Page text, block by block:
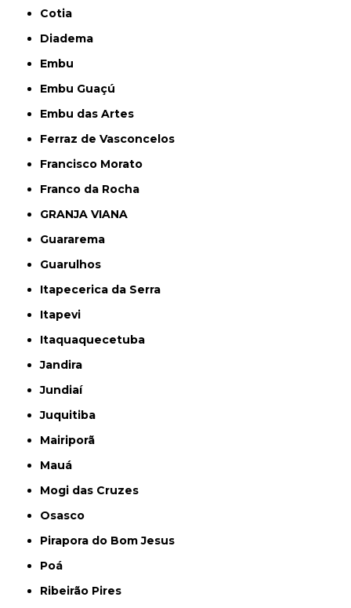
Cotia
Diadema
Embu
Embu Guaçú
Embu das Artes
Ferraz de Vasconcelos
Francisco Morato
Franco da Rocha
GRANJA VIANA
Guararema
Guarulhos
Itapecerica da Serra
Itapevi
Itaquaquecetuba
Jandira
Jundiaí
Juquitiba
Mairiporã
Mauá
Mogi das Cruzes
Osasco
Pirapora do Bom Jesus
Poá
Ribeirão Pires